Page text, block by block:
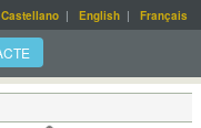
Castellano | English | Français